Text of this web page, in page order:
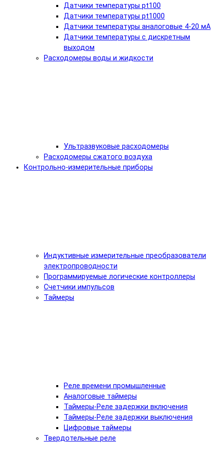
Датчики температуры pt100
Датчики температуры pt1000
Датчики температуры аналоговые 4-20 мА
Датчики температуры с дискретным
выходом
Расходомеры воды и жидкости
Ультразвуковые расходомеры
Расходомеры сжатого воздуха
Контрольно-измерительные приборы
Индуктивные измерительные преобразователи
электропроводности
Программируемые логические контроллеры
Счетчики импульсов
Таймеры
Реле времени промышленные
Аналоговые таймеры
Таймеры-Реле задержки включения
Таймеры-Реле задержки выключения
Цифровые таймеры
Твердотельные реле